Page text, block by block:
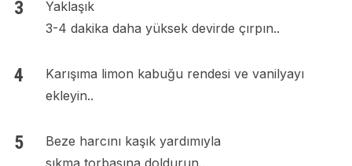
Yaklaşık
3-4 dakika daha yüksek devirde çırpın..
Karışıma limon kabuğu rendesi ve vanilyayı
ekleyin..
Beze harcını kaşık yardımıyla